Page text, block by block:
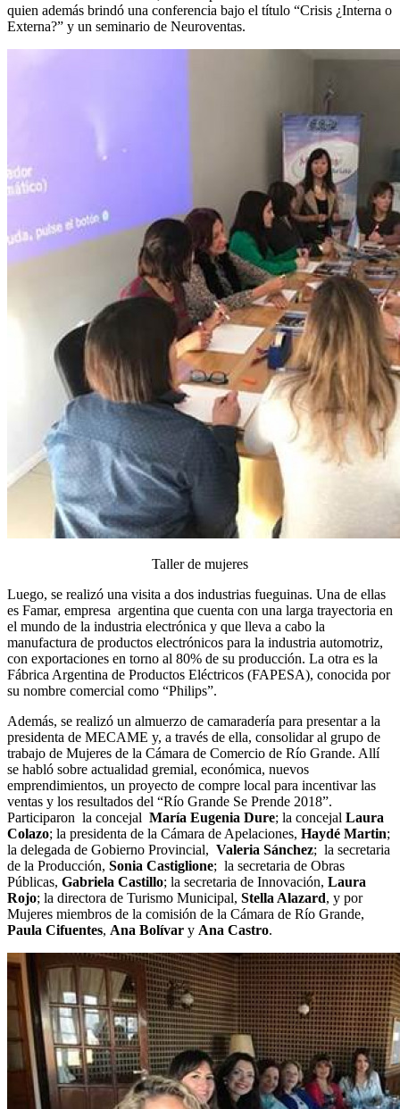
quien además brindó una conferencia bajo el título “Crisis ¿Interna o
Externa?” y un seminario de Neuroventas.
Taller de mujeres
Luego, se realizó una visita a dos industrias fueguinas. Una de ellas
es Famar, empresa argentina que cuenta con una larga trayectoria en
el mundo de la industria electrónica y que lleva a cabo la
manufactura de productos electrónicos para la industria automotriz,
con exportaciones en torno al 80% de su producción. La otra es la
Fábrica Argentina de Productos Eléctricos (FAPESA), conocida por
su nombre comercial como “Philips”.
Además, se realizó un almuerzo de camaradería para presentar a la
presidenta de MECAME y, a través de ella, consolidar al grupo de
trabajo de Mujeres de la Cámara de Comercio de Río Grande. Allí
se habló sobre actualidad gremial, económica, nuevos
emprendimientos, un proyecto de compre local para incentivar las
ventas y los resultados del “Río Grande Se Prende 2018”.
Participaron la concejal María Eugenia Dure; la concejal Laura
Colazo; la presidenta de la Cámara de Apelaciones, Haydé Martin;
la delegada de Gobierno Provincial, Valeria Sánchez; la secretaria
de la Producción, Sonia Castiglione; la secretaria de Obras
Públicas, Gabriela Castillo; la secretaria de Innovación, Laura
Rojo; la directora de Turismo Municipal, Stella Alazard, y por
Mujeres miembros de la comisión de la Cámara de Río Grande,
Paula Cifuentes, Ana Bolívar y Ana Castro.